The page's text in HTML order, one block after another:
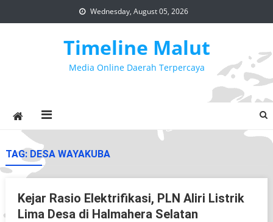
to
Wednesday, August 05, 2026
Timeline Malut
Media Online Daerah Terpercaya
TAG: DESA WAYAKUBA
Kejar Rasio Elektrifikasi, PLN Aliri Listrik
Lima Desa di Halmahera Selatan